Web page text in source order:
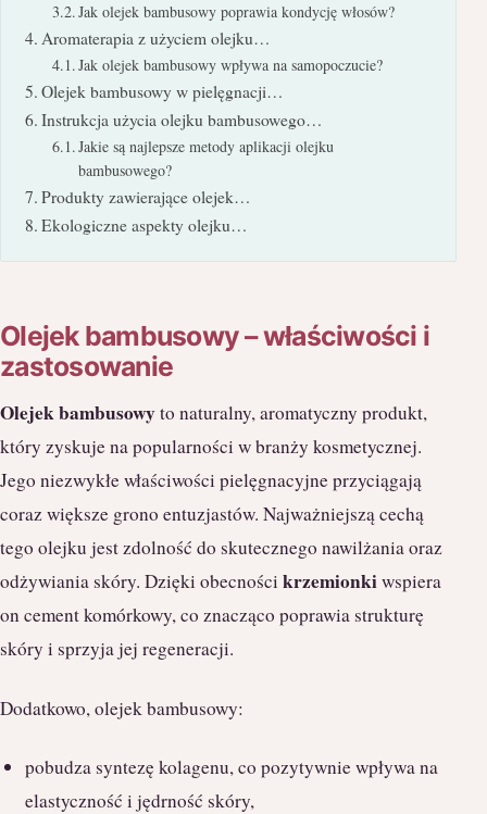
Jak olejek bambusowy poprawia kondycję włosów?
Aromaterapia z użyciem olejku…
Jak olejek bambusowy wpływa na samopoczucie?
Olejek bambusowy w pielęgnacji…
Instrukcja użycia olejku bambusowego…
Jakie są najlepsze metody aplikacji olejku
bambusowego?
Produkty zawierające olejek…
Ekologiczne aspekty olejku…
Olejek bambusowy – właściwości i
zastosowanie
Olejek bambusowyto naturalny, aromatyczny produkt,
który zyskuje na popularności w branży kosmetycznej.
Jego niezwykłe właściwości pielęgnacyjne przyciągają
coraz większe grono entuzjastów. Najważniejszą cechą
tego olejku jest zdolność do skutecznego nawilżania oraz
odżywiania skóry. Dzięki obecności krzemionkiwspiera
on cement komórkowy, co znacząco poprawia strukturę
skóry i sprzyja jej regeneracji.
Dodatkowo, olejek bambusowy:
pobudza syntezę kolagenu, co pozytywnie wpływa na
elastyczność i jędrność skóry,